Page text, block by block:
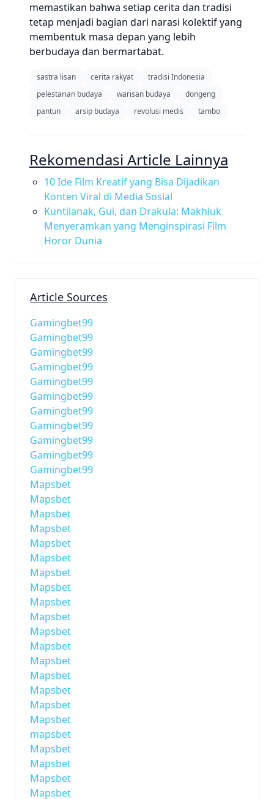
memastikan bahwa setiap cerita dan tradisi
tetap menjadi bagian dari narasi kolektif yang
membentuk masa depan yang lebih
berbudaya dan bermartabat.
sastra lisan cerita rakyat
tradisi Indonesia
pelestarian budaya
warisan budaya
dongeng
pantun
arsip budaya revolusi medis tambo
Rekomendasi Article Lainnya
10 Ide Film Kreatif yang Bisa Dijadikan
Konten Viral di Media Sosial
Kuntilanak, Gui, dan Drakula: Makhluk
Menyeramkan yang Menginspirasi Film
Horor Dunia
Article Sources
Gamingbet99
Gamingbet99
Gamingbet99
Gamingbet99
Gamingbet99
Gamingbet99
Gamingbet99
Gamingbet99
Gamingbet99
Gamingbet99
Gamingbet99
Mapsbet
Mapsbet
Mapsbet
Mapsbet
Mapsbet
Mapsbet
Mapsbet
Mapsbet
Mapsbet
Mapsbet
Mapsbet
Mapsbet
Mapsbet
Mapsbet
Mapsbet
Mapsbet
Mapsbet
mapsbet
Mapsbet
Mapsbet
Mapsbet
Mapsbet